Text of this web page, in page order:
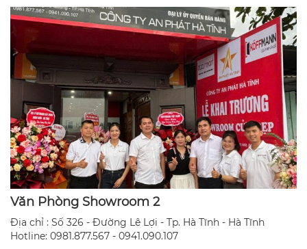
Văn Phòng Showroom 2
Địa chỉ : Số 326 - Đường Lê Lợi - Tp. Hà Tĩnh - Hà Tĩnh
​Hotline: 0981.877.567 - 0941.090.107